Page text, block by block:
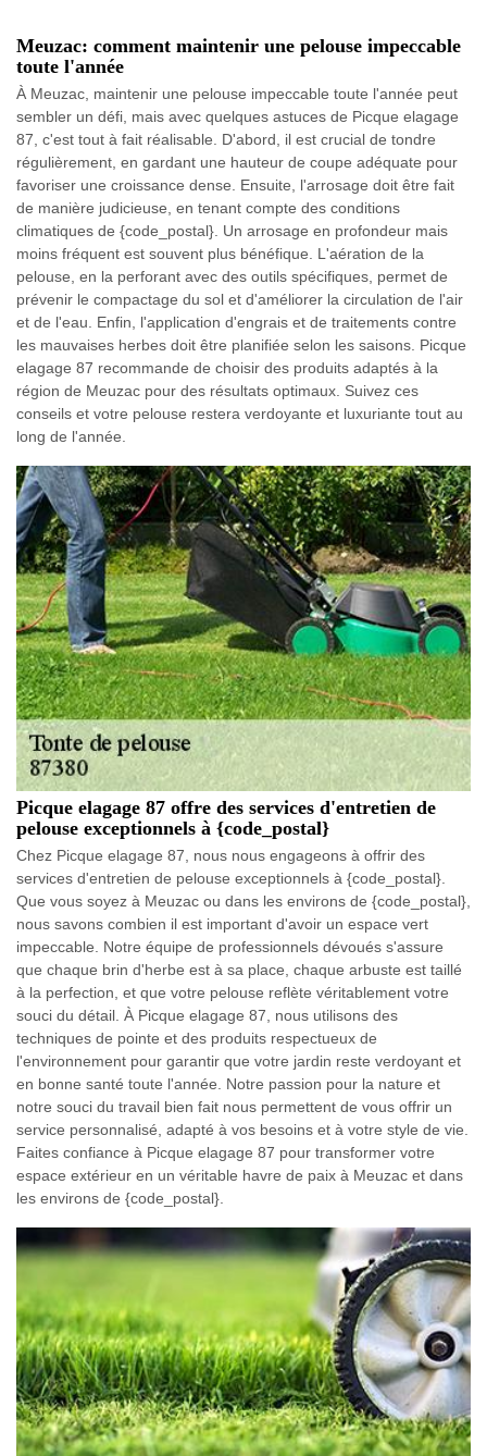
Meuzac: comment maintenir une pelouse impeccable
toute l'année
À Meuzac, maintenir une pelouse impeccable toute l'année peut
sembler un défi, mais avec quelques astuces de Picque elagage
87, c'est tout à fait réalisable. D'abord, il est crucial de tondre
régulièrement, en gardant une hauteur de coupe adéquate pour
favoriser une croissance dense. Ensuite, l'arrosage doit être fait
de manière judicieuse, en tenant compte des conditions
climatiques de {code_postal}. Un arrosage en profondeur mais
moins fréquent est souvent plus bénéfique. L'aération de la
pelouse, en la perforant avec des outils spécifiques, permet de
prévenir le compactage du sol et d'améliorer la circulation de l'air
et de l'eau. Enfin, l'application d'engrais et de traitements contre
les mauvaises herbes doit être planifiée selon les saisons. Picque
elagage 87 recommande de choisir des produits adaptés à la
région de Meuzac pour des résultats optimaux. Suivez ces
conseils et votre pelouse restera verdoyante et luxuriante tout au
long de l'année.
Picque elagage 87 offre des services d'entretien de
pelouse exceptionnels à {code_postal}
Chez Picque elagage 87, nous nous engageons à offrir des
services d'entretien de pelouse exceptionnels à {code_postal}.
Que vous soyez à Meuzac ou dans les environs de {code_postal},
nous savons combien il est important d'avoir un espace vert
impeccable. Notre équipe de professionnels dévoués s'assure
que chaque brin d'herbe est à sa place, chaque arbuste est taillé
à la perfection, et que votre pelouse reflète véritablement votre
souci du détail. À Picque elagage 87, nous utilisons des
techniques de pointe et des produits respectueux de
l'environnement pour garantir que votre jardin reste verdoyant et
en bonne santé toute l'année. Notre passion pour la nature et
notre souci du travail bien fait nous permettent de vous offrir un
service personnalisé, adapté à vos besoins et à votre style de vie.
Faites confiance à Picque elagage 87 pour transformer votre
espace extérieur en un véritable havre de paix à Meuzac et dans
les environs de {code_postal}.